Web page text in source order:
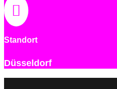

Standort
Düsseldorf